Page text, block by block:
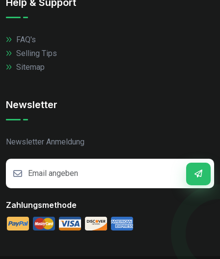
Help & Support
FAQ's
Selling Tips
Sitemap
Newsletter
Newsletter Anmeldung
Zahlungsmethode